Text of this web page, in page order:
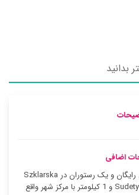
بدانید
اضافی
هتل Willa Odkrywców با وای فای رایگان و یک رستوران در Szklarska
Poręba، فقط 150 متر از تله کابین Sudety و 1 کیلومتر با مرکز شهر واقع